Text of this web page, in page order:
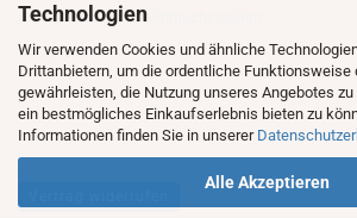
Technologien
Wir verwenden Cookies und ähnliche
Drittanbietern, um die ordentliche Funktionsweise
gewährleisten, die Nutzung unseres Angebotes
ein bestmögliches Einkaufserlebnis bieten zu
Informationen finden Sie in unserer
Alle Akzeptieren
5 = Sehr deutliche Gebrauchsspuren
6 = Zerstört